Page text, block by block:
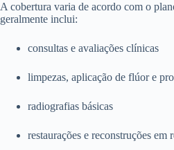
A cobertura varia de acordo com o
geralmente inclui:
consultas e avaliações clínicas
limpezas, aplicação de flúor e
radiografias básicas
restaurações e reconstruções em